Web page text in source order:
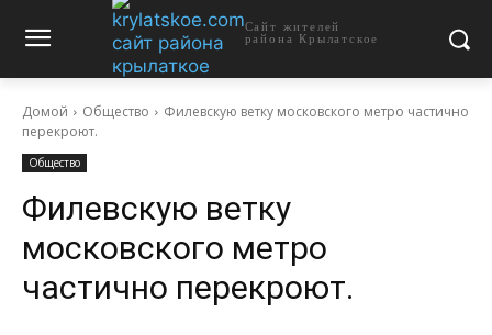
Сайт жителей
района Крылатское
Домой Общество
Филевскую ветку московского метро частично
перекроют.
Общество
Филевскую ветку
московского метро
частично перекроют.